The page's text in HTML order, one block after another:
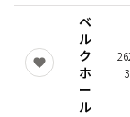
ベ
ル
ク
ホ
ー
ル